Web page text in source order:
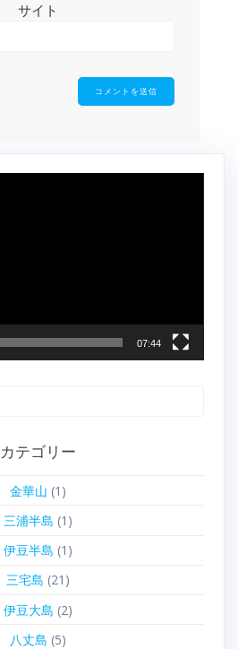
サイト
07:44
カテゴリー
金華山 (1)
三浦半島 (1)
伊豆半島 (1)
三宅島 (21)
伊豆大島 (2)
八丈島 (5)